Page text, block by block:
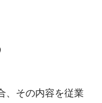
、その内容を従業